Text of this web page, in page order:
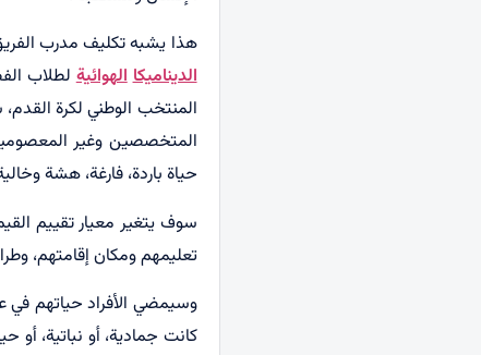
هذا يشبه تكليف مدرب
الديناميكاالهوائيةلطلاب
المنتخب الوطني لكرة
المتخصصين وغير
حياة باردة، فارغة، هشة
سوف يتغير معيار تقييم
تعليمهم ومكان إقامتهم،
وسيمضي الأفراد حياتهم في
كانت جمادية، أو نباتية،